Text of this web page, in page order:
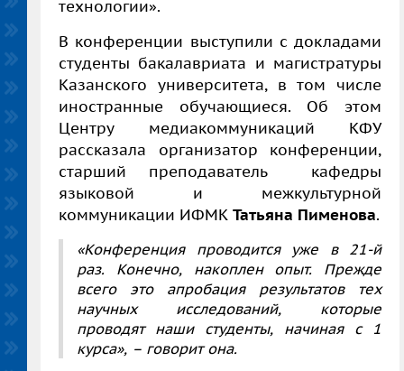
технологии».
В конференции выступили с докладами
студенты бакалавриата и магистратуры
Казанского университета, в том числе
иностранные обучающиеся. Об этом
Центру медиакоммуникаций КФУ
рассказала организатор конференции,
старший преподаватель кафедры
языковой и межкультурной
коммуникации ИФМК Татьяна Пименова.
«Конференция проводится уже в 21-й
раз. Конечно, накоплен опыт. Прежде
всего это апробация результатов тех
научных исследований, которые
проводят наши студенты, начиная с 1
курса», – говорит она.